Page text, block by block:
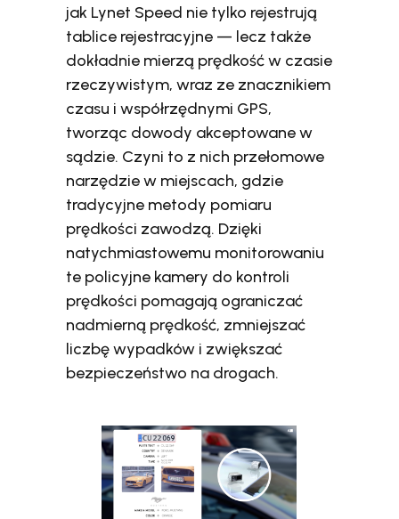
jak Lynet Speed nie tylko rejestrują
tablice rejestracyjne — lecz także
dokładnie mierzą prędkość w czasie
rzeczywistym, wraz ze znacznikiem
czasu i współrzędnymi GPS,
tworząc dowody akceptowane w
sądzie. Czyni to z nich przełomowe
narzędzie w miejscach, gdzie
tradycyjne metody pomiaru
prędkości zawodzą. Dzięki
natychmiastowemu monitorowaniu
te policyjne kamery do kontroli
prędkości pomagają ograniczać
nadmierną prędkość, zmniejszać
liczbę wypadków i zwiększać
bezpieczeństwo na drogach.